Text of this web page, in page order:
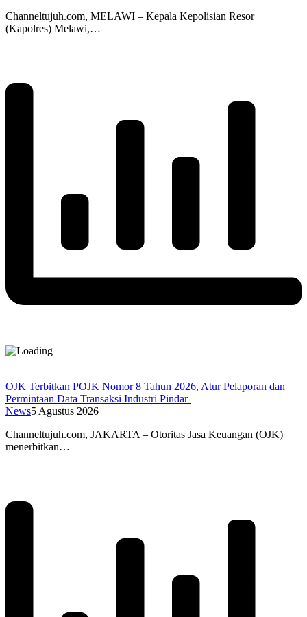
Channeltujuh.com, MELAWI – Kepala Kepolisian Resor
(Kapolres) Melawi,…
OJK Terbitkan POJK Nomor 8 Tahun 2026, Atur Pelaporan dan
Permintaan Data Transaksi Industri Pindar
News5 Agustus 2026
Channeltujuh.com, JAKARTA – Otoritas Jasa Keuangan (OJK)
menerbitkan…